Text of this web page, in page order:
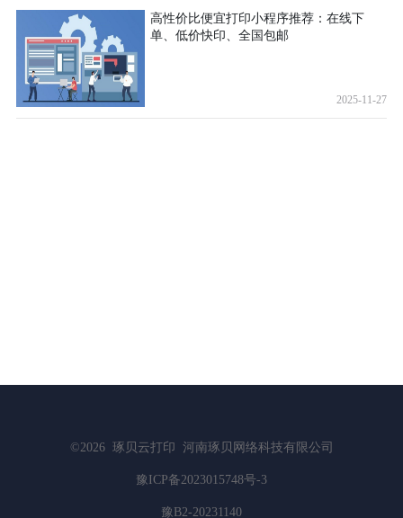
高性价比便宜打印小程序推荐：在线下
单、低价快印、全国包邮
2025-11-27
©2026 琢贝云打印 河南琢贝网络科技有限公司
豫ICP备2023015748号-3
豫B2-20231140